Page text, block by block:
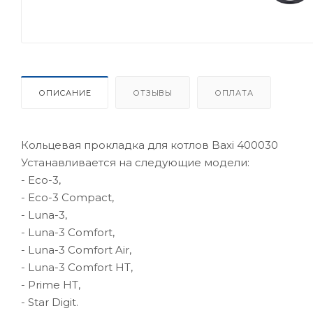
ОПИСАНИЕ ОТЗЫВЫ ОПЛАТА
Кольцевая прокладка для котлов Baxi 400030
Устанавливается на следующие модели:
- Eco-3,
- Eco-3 Compact,
- Luna-3,
- Luna-3 Comfort,
- Luna-3 Comfort Air,
- Luna-3 Comfort HT,
- Prime HT,
- Star Digit.